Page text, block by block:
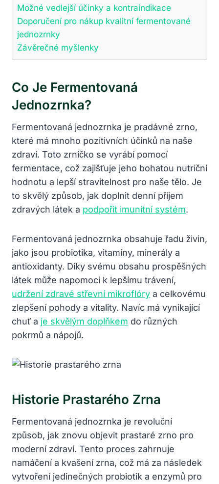
Možné vedlejší účinky a kontraindikace
Doporučení pro nákup kvalitní fermentované
jednozrnky
Závěrečné myšlenky
Co Je Fermentovaná
Jednozrnka?
Fermentovaná jednozrnka je pradávné zrno,
které má mnoho pozitivních účinků na naše
zdraví. Toto zrníčko se vyrábí pomocí
fermentace, což zajišťuje jeho bohatou nutriční
hodnotu a lepší stravitelnost pro naše tělo. Je
to skvělý způsob, jak doplnit denní příjem
zdravých látek a podpořit imunitní systém.
Fermentovaná jednozrnka obsahuje řadu živin,
jako jsou probiotika, vitamíny, minerály a
antioxidanty. Díky svému obsahu prospěšných
látek může napomoci k lepšímu trávení,
udržení zdravé střevní mikroflóry a celkovému
zlepšení pohody a vitality. Navíc má vynikající
chuť a je skvělým doplňkem do různých
pokrmů a nápojů.
Historie Prastarého Zrna
Fermentovaná jednozrnka je revoluční
způsob, jak znovu objevit prastaré zrno pro
moderní zdraví. Tento proces zahrnuje
namáčení a kvašení zrna, což má za následek
vytvoření jedinečných probiotik a enzymů pro